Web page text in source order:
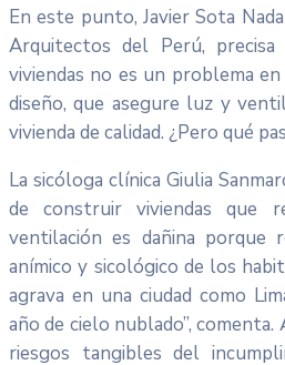
En este punto, Javier Sota
Arquitectos del Perú,
viviendas no es un problema
diseño, que asegure luz y
vivienda de calidad. ¿Pero qué
La sicóloga clínica Giulia
de construir viviendas
ventilación es dañina porque
anímico y sicológico de los
agrava en una ciudad como
año de cielo nublado”,
riesgos tangibles del